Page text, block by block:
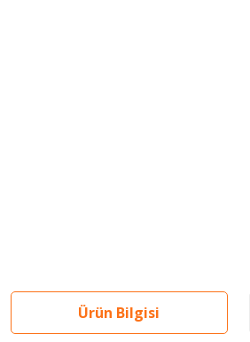
Ürün Bilgisi